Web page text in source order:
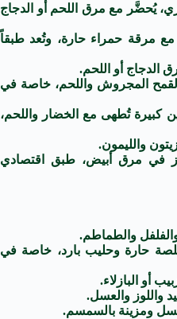
يُحضَّر مع مرق اللحم أو الدجاج
مرقة حمراء حارة، وتُعد طبقاً
الدجاج أو اللحم.
المجروش واللحم، خاصة في
كبيرة تُطهى مع الخضار واللحم،
والليمون.
في مرق أبيض، طبق اقتصادي
والطماطم.
حارة وحليب بارد، خاصة في
أو البازلاء.
واللوز والعسل.
ومزينة بالسمسم.